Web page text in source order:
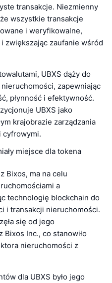
transakcje. Niezmienny
wszystkie transakcje
i weryfikowalne,
zwiększając zaufanie wśród
UBXS dąży do
zapewniając
płynność i efektywność.
UBXS jako
krajobrazie zarządzania
cyfrowymi.
miejsce dla tokena
Bixos, ma na celu
a
technologię blockchain do
i transakcji nieruchomości.
się od jego
Inc., co stanowiło
nieruchomości z
dla UBXS było jego